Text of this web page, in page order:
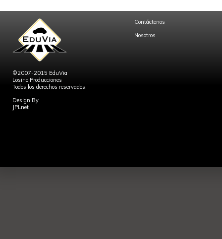
©2007-2015 EduVia
Losino Producciones
Todos los derechos reservados.
Design By
JPLnet
Contáctenos
Nosotros